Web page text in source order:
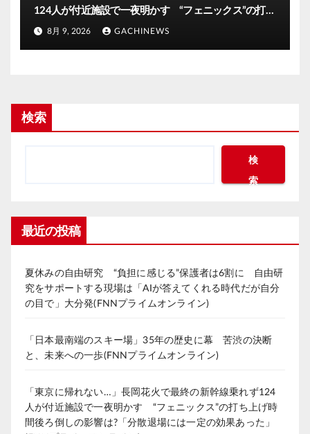
124人が付近施設で一夜明かす “フェニックス”の打ち
上げ時間後ろ倒しの影響は?「分散退場には一定の効果
8月 9, 2026 GACHINEWS
検索
検
索
最近の投稿
夏休みの自由研究 “負担に感じる”保護者は6割に 自由研
究をサポートする現場は「AIが答えてくれる時代だが自分
の目で」大分発(FNNプライムオンライン)
「日本最南端のスキー場」35年の歴史に幕 苦渋の決断
と、未来への一歩(FNNプライムオンライン)
「東京に帰れない…」長岡花火で最終の新幹線乗れず124
人が付近施設で一夜明かす “フェニックス”の打ち上げ時
間後ろ倒しの影響は?「分散退場には一定の効果あった」